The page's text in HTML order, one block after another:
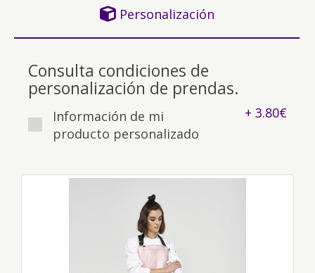
Personalización
Consulta condiciones de
personalización de prendas.
Información de mi
producto personalizado
+ 3.80€